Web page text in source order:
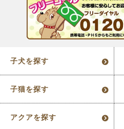
子犬を探す
子猫を探す
アクアを探す